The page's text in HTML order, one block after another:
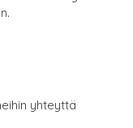
yhteyttä